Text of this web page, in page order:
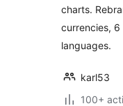
charts.
currencies,
languages.
karl53
100+